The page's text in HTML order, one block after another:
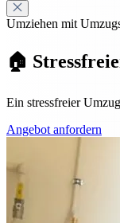
Umziehen mit
🏠
Ein stressfreier
Angebot anfordern